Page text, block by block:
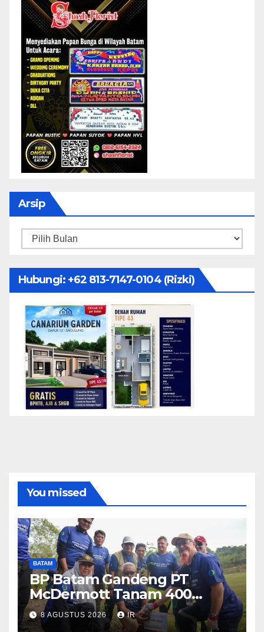
Arsip
Arsip
Hubungi: ‪+62 813-7147-0104‬ (Rizki)
You missed
BATAM
BP Batam Gandeng PT
McDermott Tanam 400
Bambu Betung di Waduk
Nongsa
8 AGUSTUS 2026 IR